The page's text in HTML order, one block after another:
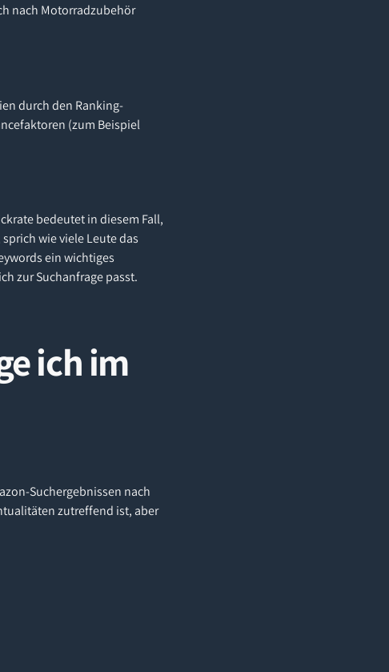
nach Motorradzubehör
durch den Ranking-
(zum Beispiel
bedeutet in diesem Fall,
wie viele Leute das
ein wichtiges
zur Suchanfrage passt.
ich im
Suchergebnissen nach
zutreffend ist, aber